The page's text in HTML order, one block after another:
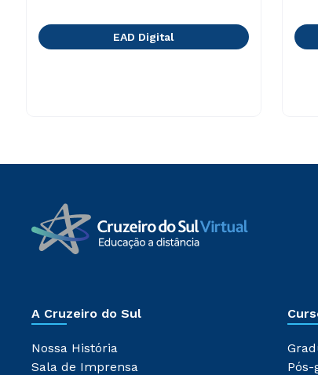
EAD Digital
A Cruzeiro do Sul
Nossa História
Sala de Imprensa